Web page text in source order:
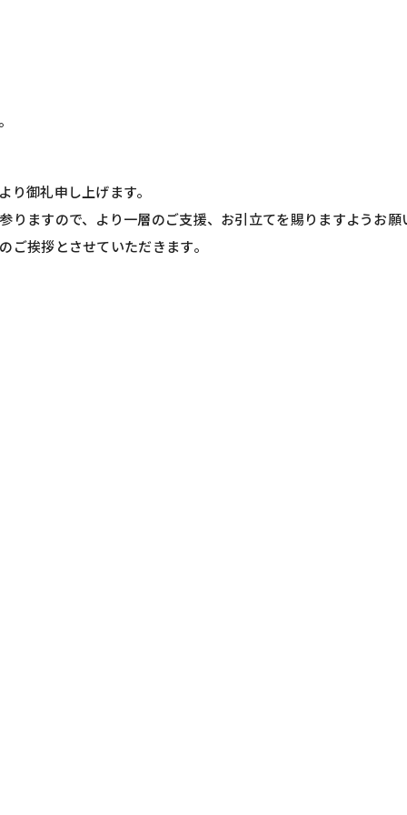
り御礼申し上げます。
りますので、より一層のご支援、お引立てを賜りますようお願
ご挨拶とさせていただきます。